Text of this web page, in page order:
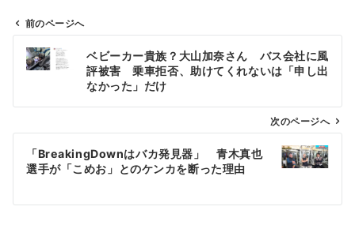
ビ
ン
前のページへ
ベビーカー貴族？大山加奈さん バス会社に風
評被害 乗車拒否、助けてくれないは「申し出
なかった」だけ
次のページへ
「BreakingDownはバカ発見器」 青木真也
選手が「こめお」とのケンカを断った理由